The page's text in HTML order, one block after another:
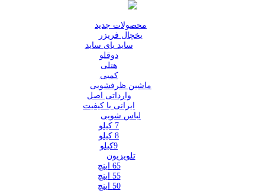
محصولات جدید
یخچال فریزر
ساید بای ساید
دوقلو
هتلی
کمبی
ماشین ظرفشویی
وارداتی اصل
ایرانی با کیفیت
لباس شویی
7 کیلو
8 کیلو
9کیلو
تلویزیون
65 اینچ
55 اینچ
50 اینچ